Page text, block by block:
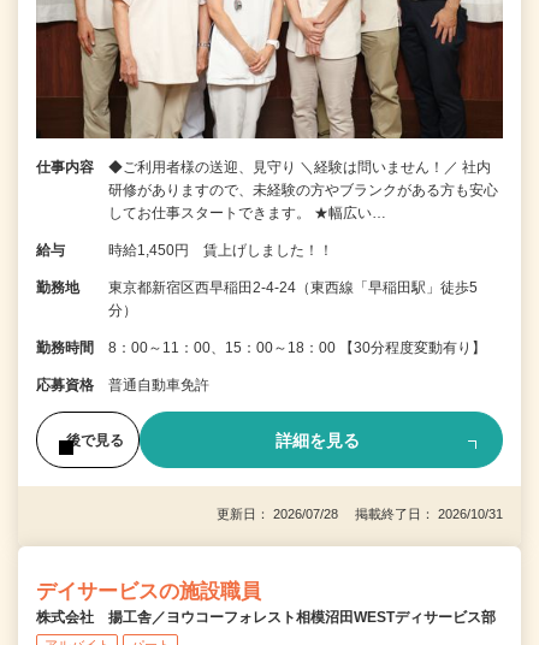
仕事内容
◆ご利用者様の送迎、見守り ＼経験は問いません！／ 社内
研修がありますので、未経験の方やブランクがある方も安心
してお仕事スタートできます。 ★幅広い…
給与 時給1,450円 賃上げしました！！
勤務地
東京都新宿区西早稲田2-4-24（東西線「早稲田駅」徒歩5
分）
勤務時間 8：00～11：00、15：00～18：00 【30分程度変動有り】
応募資格 普通自動車免許
後で見る 詳細を見る
更新日： 2026/07/28 掲載終了日： 2026/10/31
デイサービスの施設職員
株式会社 揚工舎／ヨウコーフォレスト相模沼田WESTディサービス部